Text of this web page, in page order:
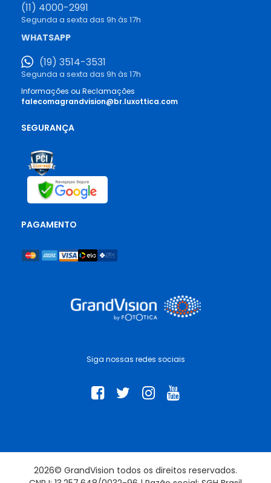
Siga nossas redes sociais
(11) 4000-2991
Segunda a sexta das 9h às 17h
WHATSAPP
(19) 3514-3531
Segunda a sexta das 9h às 17h
Informações ou Reclamações
falecomagrandvision@br.luxottica.com
SEGURANÇA
PAGAMENTO
2026© GrandVision todos os direitos reservados.